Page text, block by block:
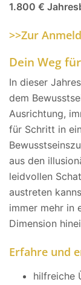
1.800 €
>>Zur
Dein Weg
In dieser
dem
Ausrichtung,
für Schritt in
aus den
leidvollen
austreten
immer mehr in
Dimension
Erfahre und
hilfreiche